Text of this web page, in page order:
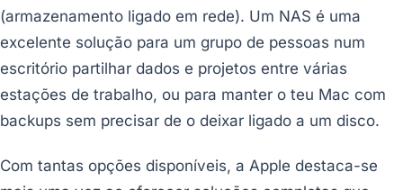
(armazenamento ligado em rede). Um NAS é uma
excelente solução para um grupo de pessoas num
escritório partilhar dados e projetos entre várias
estações de trabalho, ou para manter o teu Mac com
backups sem precisar de o deixar ligado a um disco.
Com tantas opções disponíveis, a Apple destaca-se